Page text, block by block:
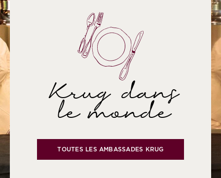
Krug dans
le monde
TOUTES LES AMBASSADES KRUG